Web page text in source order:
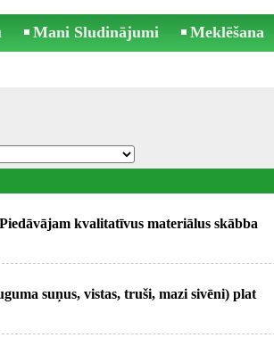
Mani Sludinājumi Meklēšana
kvalitatīvus materiālus skābba
suņus, vistas, truši, mazi sivēni) plat